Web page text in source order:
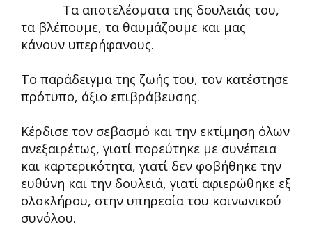
Τα αποτελέσματα της δουλειάς του,
τα βλέπουμε, τα θαυμάζουμε και μας
κάνουν υπερήφανους.
Το παράδειγμα της ζωής του, τον κατέστησε
πρότυπο, άξιο επιβράβευσης.
Κέρδισε τον σεβασμό και την εκτίμηση όλων
ανεξαιρέτως, γιατί πορεύτηκε με συνέπεια
και καρτερικότητα, γιατί δεν φοβήθηκε την
ευθύνη και την δουλειά, γιατί αφιερώθηκε εξ
ολοκλήρου, στην υπηρεσία του κοινωνικού
συνόλου.